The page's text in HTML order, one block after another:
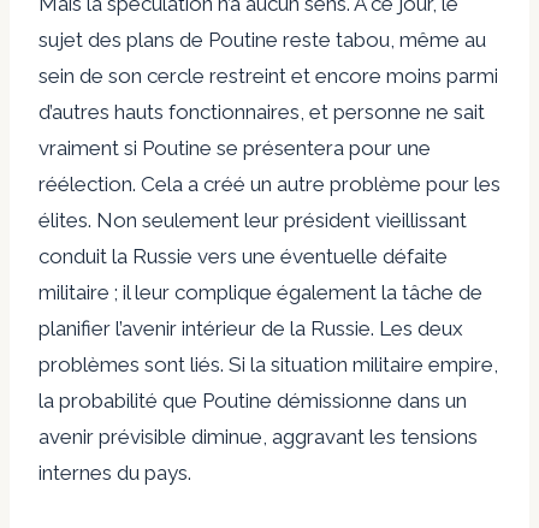
sujet des plans de Poutine reste tabou, même au
sein de son cercle restreint et encore moins parmi
d’autres hauts fonctionnaires, et personne ne sait
vraiment si Poutine se présentera pour une
réélection. Cela a créé un autre problème pour les
élites. Non seulement leur président vieillissant
conduit la Russie vers une éventuelle défaite
militaire ; il leur complique également la tâche de
planifier l’avenir intérieur de la Russie. Les deux
problèmes sont liés. Si la situation militaire empire,
la probabilité que Poutine démissionne dans un
avenir prévisible diminue, aggravant les tensions
internes du pays.